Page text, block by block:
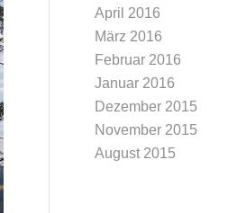
April 2016
März 2016
Februar 2016
Januar 2016
Dezember 2015
November 2015
August 2015